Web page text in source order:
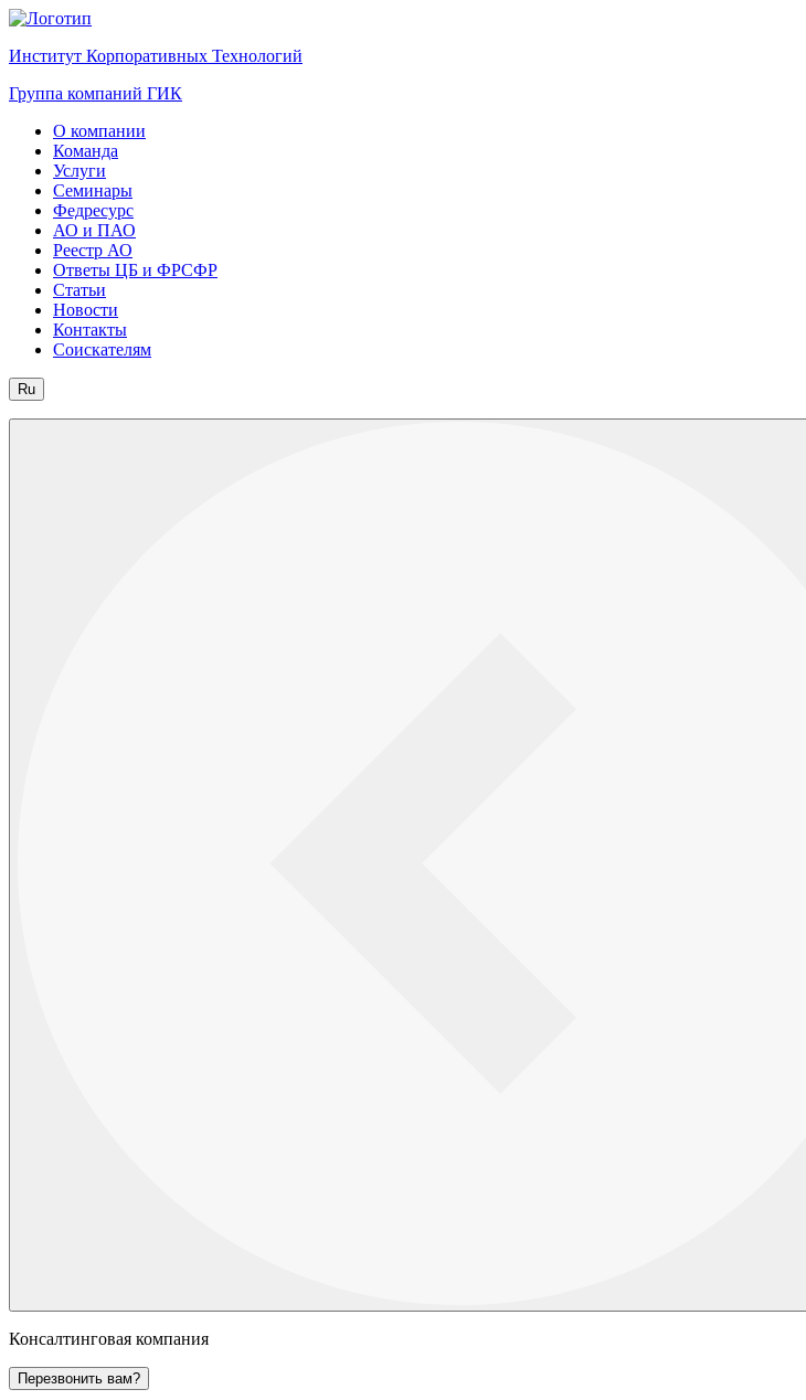
Институт Корпоративных Технологий
Группа компаний ГИК
О компании
Команда
Услуги
Семинары
Федресурс
АО и ПАО
Реестр АО
Ответы ЦБ и ФРСФР
Статьи
Новости
Контакты
Соискателям
Ru
Консалтинговая компания
Перезвонить вам?